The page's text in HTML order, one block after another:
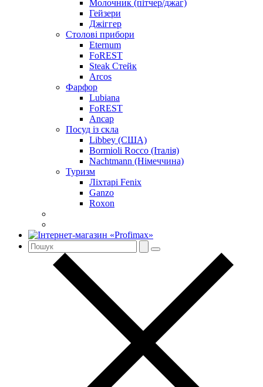
Молочник (пітчер/джаг)
Гейзери
Джіггер
Столові прибори
Eternum
FoREST
Steak Стейк
Arcos
Фарфор
Lubiana
FoREST
Ancap
Посуд із скла
Libbey (США)
Bormioli Rocco (Італія)
Nachtmann (Німеччина)
Туризм
Ліхтарі Fenix
Ganzo
Roxon